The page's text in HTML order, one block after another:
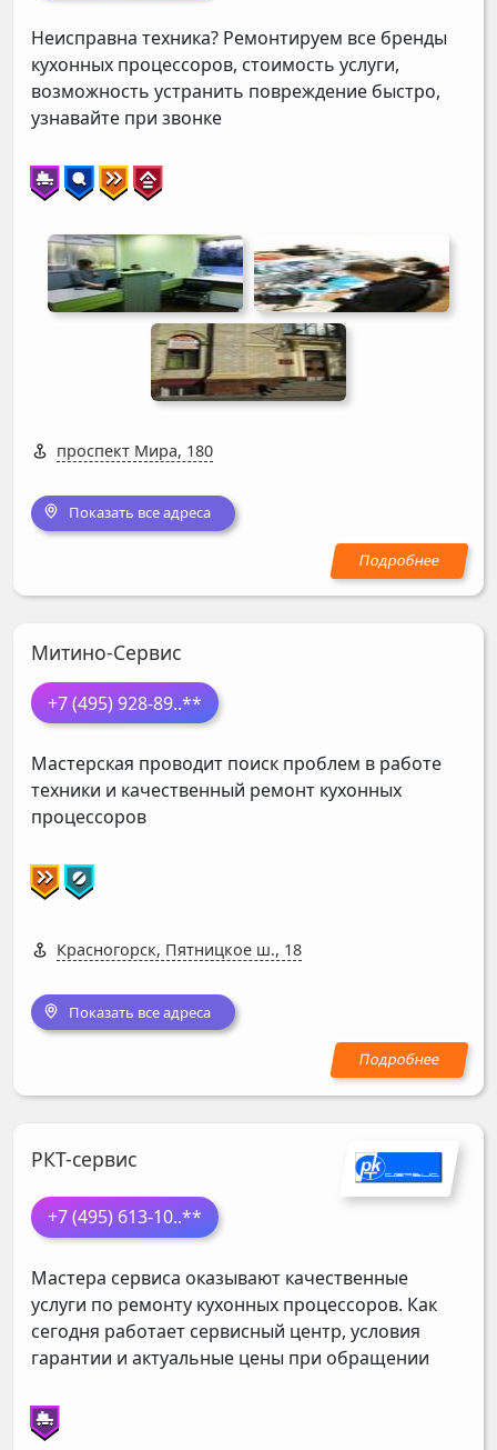
Неисправна техника? Ремонтируем все бренды
кухонных процессоров, стоимость услуги,
возможность устранить повреждение быстро,
узнавайте при звонке
проспект Мира, 180
Показать все адреса
Митино-Сервис
+7 (495) 928-89..**
Мастерская проводит поиск проблем в работе
техники и качественный ремонт кухонных
процессоров
Красногорск, Пятницкое ш., 18
Показать все адреса
РКТ-сервис
+7 (495) 613-10..**
Мастера сервиса оказывают качественные
услуги по ремонту кухонных процессоров. Как
сегодня работает сервисный центр, условия
гарантии и актуальные цены при обращении